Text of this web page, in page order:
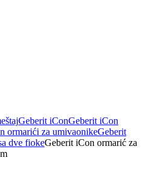
Geberit iConGeberit iCon
ormarići za umivaonikeGeberit
dve fiokeGeberit iCon ormarić za